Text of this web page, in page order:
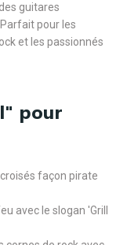
guitares
pour les
et les passionnés
pour
façon pirate
avec le slogan 'Grill